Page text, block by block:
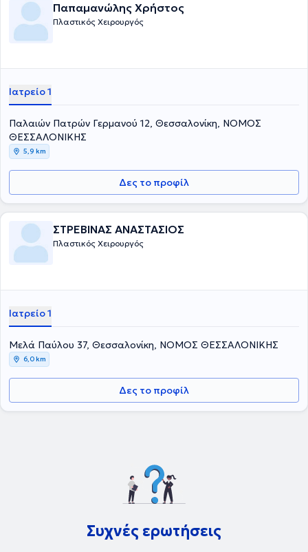
Παπαμανώλης Χρήστος
Πλαστικός Χειρουργός
Ιατρείο 1
Παλαιών Πατρών Γερμανού 12, Θεσσαλονίκη, ΝΟΜΟΣ
ΘΕΣΣΑΛΟΝΙΚΗΣ
5,9 km
Δες το προφίλ
ΣΤΡΕΒΙΝΑΣ ΑΝΑΣΤΑΣΙΟΣ
Πλαστικός Χειρουργός
Ιατρείο 1
Μελά Παύλου 37, Θεσσαλονίκη, ΝΟΜΟΣ ΘΕΣΣΑΛΟΝΙΚΗΣ
6,0 km
Δες το προφίλ
Συχνές ερωτήσεις